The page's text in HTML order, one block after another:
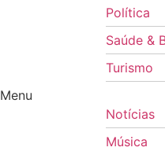
Política
Saúde &
Turismo
Menu
Notícias
Música